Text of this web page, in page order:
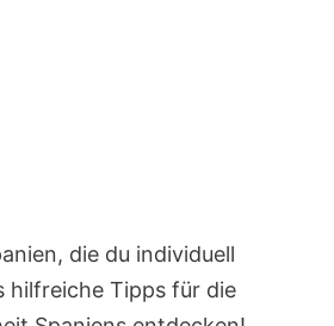
die du individuell
hilfreiche Tipps für die